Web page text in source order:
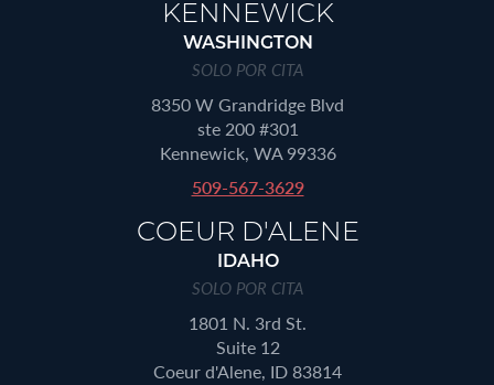
KENNEWICK
WASHINGTON
SOLO POR CITA
8350 W Grandridge Blvd
ste 200 #301
Kennewick, WA 99336
509-567-3629
COEUR D'ALENE
IDAHO
SOLO POR CITA
1801 N. 3rd St.
Suite 12
Coeur d'Alene, ID 83814